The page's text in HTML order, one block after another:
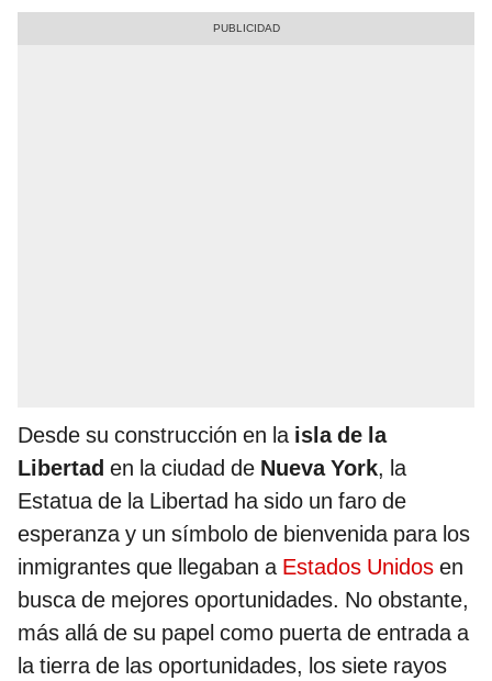
Desde su construcción en la isla de la
Libertad en la ciudad de Nueva York, la
Estatua de la Libertad ha sido un faro de
esperanza y un símbolo de bienvenida para los
inmigrantes que llegaban aEstados Unidos en
busca de mejores oportunidades. No obstante,
más allá de su papel como puerta de entrada a
la tierra de las oportunidades, los siete rayos